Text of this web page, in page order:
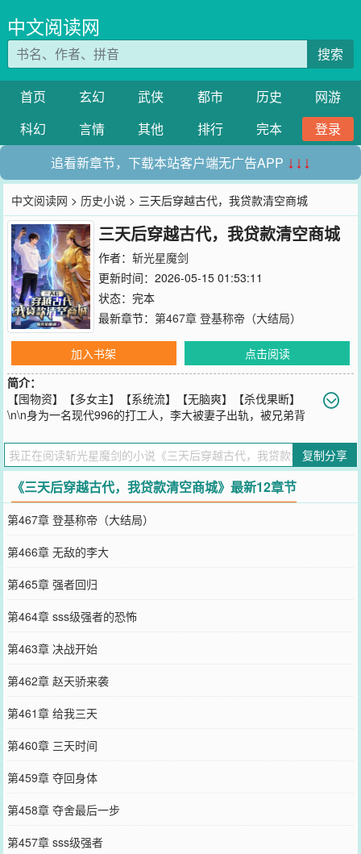
中文阅读网
搜索
首页 玄幻 武侠 都市 历史
网游
科幻
言情 其他 排行 完本
登录
追看新章节，下载本站客户端无广告APP ↓↓↓
中文阅读网 > 历史小说 > 三天后穿越古代，我贷款清空商城
三天后穿越古代，我贷款清空商城
作者： 斩光星魔剑
更新时间：2026-05-15 01:53:11
状态：完本
最新章节： 第467章 登基称帝（大结局）
加入书架
点击阅读
简介：
【囤物资】【多女主】【系统流】【无脑爽】【杀伐果断】
\n\n身为一名现代996的打工人，李大被妻子出轨，被兄弟背
绑定，还赠送了随身仓库，三天后可以穿越回古代！\n\n李大狂喜，
现代我混不下去了，那我就去古代称王称霸！\n\n李大变卖家产，疯
狂撸贷，手握上千万搬空了整个超市，往仓库里装满了食物、武器、
种子、药品等。\n\n没想到刚刚回到古代的第一天，就碰见衙役强行
发老婆。\n\n当别的男人都因为养不活第二张嘴不敢选的时候，李大
却大手一挥，道：“我全要了！”
您要是觉得《 三天后穿越古代，我贷款清空商城
忘记向您QQ群和微博微信里的朋友推荐哦！
复制分享
《三天后穿越古代，我贷款清空商城》最新12章节
第467章 登基称帝（大结局）
第466章 无敌的李大
第465章 强者回归
第464章 sss级强者的恐怖
第463章 决战开始
第462章 赵天骄来袭
第461章 给我三天
第460章 三天时间
第459章 夺回身体
第458章 夺舍最后一步
第457章 sss级强者